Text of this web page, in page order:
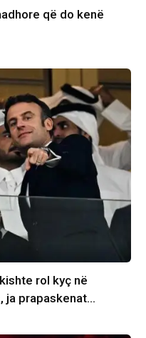
që do kenë
rol kyç në
ja prapaskenat…